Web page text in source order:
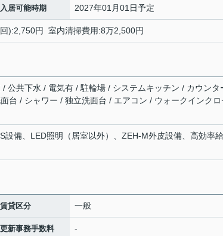
入居可能時期 2027年01月01日予定
):2,750円 室内清掃費用:8万2,500円
公共下水 / 電気有 / 駐輪場 / システムキッチン / カウンタ
台 / シャワー / 独立洗面台 / エアコン / ウォークインクロ
設備、LED照明（居室以外）、ZEH-M外皮設備、高効率
賃貸区分 一般
更新事務手数料 -